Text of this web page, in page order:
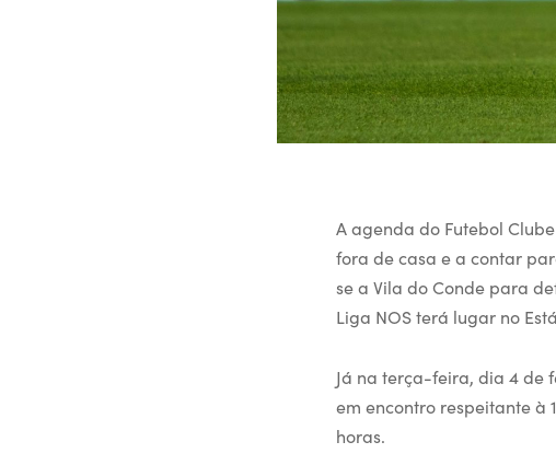
A agenda do Futebol
fora de casa e a contar
se a Vila do Conde para
Liga NOS terá lugar no
Já na terça-feira, dia 4 de
em encontro respeitante à
horas.